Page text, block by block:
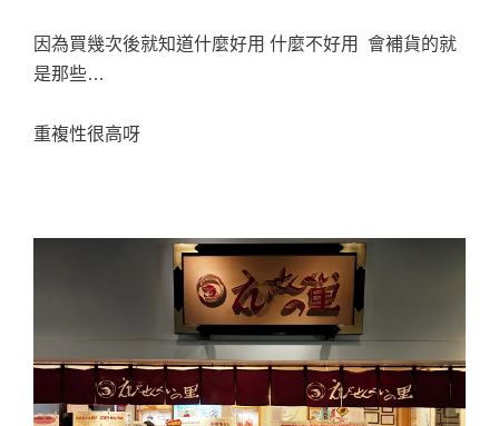
因為買幾次後就知道什麼好用 什麼不好用 會補貨的就
是那些…
重複性很高呀